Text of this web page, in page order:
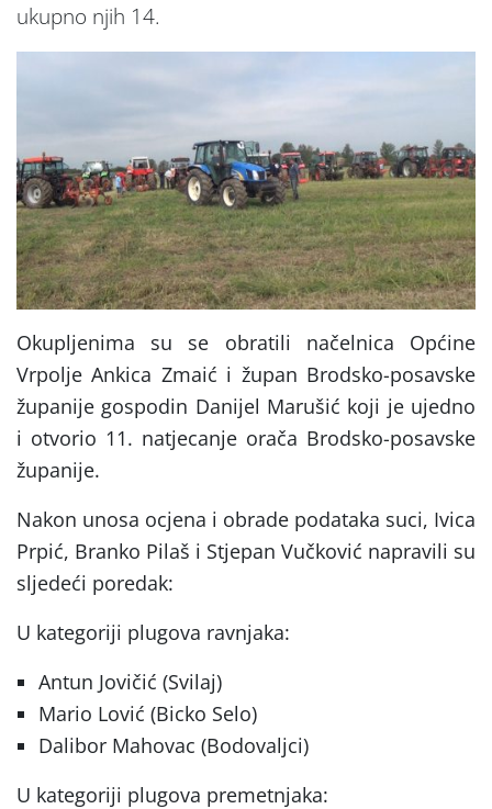
ukupno njih 14.
Okupljenima su se obratili načelnica Općine
Vrpolje Ankica Zmaić i župan Brodsko-posavske
županije gospodin Danijel Marušić koji je ujedno
i otvorio 11. natjecanje orača Brodsko-posavske
županije.
Nakon unosa ocjena i obrade podataka suci, Ivica
Prpić, Branko Pilaš i Stjepan Vučković napravili su
sljedeći poredak:
U kategoriji plugova ravnjaka:
Antun Jovičić (Svilaj)
Mario Lović (Bicko Selo)
Dalibor Mahovac (Bodovaljci)
U kategoriji plugova premetnjaka: